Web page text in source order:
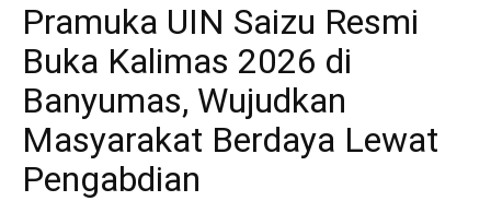
Pramuka UIN Saizu Resmi
Buka Kalimas 2026 di
Banyumas, Wujudkan
Masyarakat Berdaya Lewat
Pengabdian